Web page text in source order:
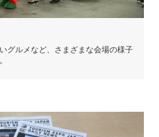
グルメなど、さまざまな会場の様子